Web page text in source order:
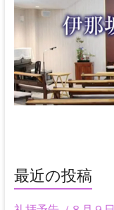
最近の投稿